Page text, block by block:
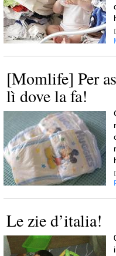
[Momlife] Per
lì dove la fa!
Le zie d’italia!